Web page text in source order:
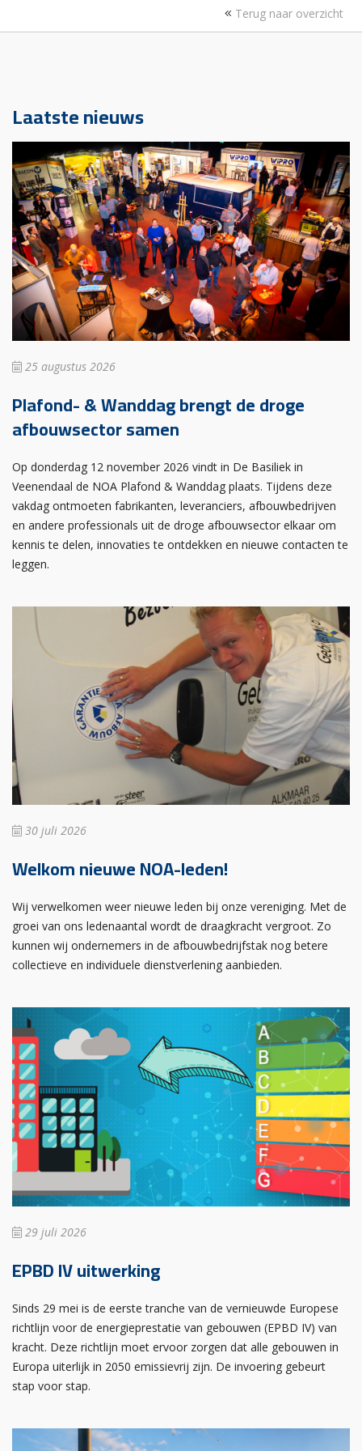
Terug naar overzicht
Laatste nieuws
25 augustus 2026
Plafond- & Wanddag brengt de droge
afbouwsector samen
Op donderdag 12 november 2026 vindt in De Basiliek in
Veenendaal de NOA Plafond & Wanddag plaats. Tijdens deze
vakdag ontmoeten fabrikanten, leveranciers, afbouwbedrijven
en andere professionals uit de droge afbouwsector elkaar om
kennis te delen, innovaties te ontdekken en nieuwe contacten te
leggen.
30 juli 2026
Welkom nieuwe NOA-leden!
Wij verwelkomen weer nieuwe leden bij onze vereniging. Met de
groei van ons ledenaantal wordt de draagkracht vergroot. Zo
kunnen wij ondernemers in de afbouwbedrijfstak nog betere
collectieve en individuele dienstverlening aanbieden.
29 juli 2026
EPBD IV uitwerking
Sinds 29 mei is de eerste tranche van de vernieuwde Europese
richtlijn voor de energieprestatie van gebouwen (EPBD IV) van
kracht. Deze richtlijn moet ervoor zorgen dat alle gebouwen in
Europa uiterlijk in 2050 emissievrij zijn. De invoering gebeurt
stap voor stap.